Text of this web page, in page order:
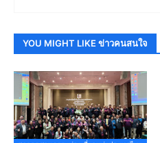
YOU MIGHT LIKE ข่าวคนสนใจ